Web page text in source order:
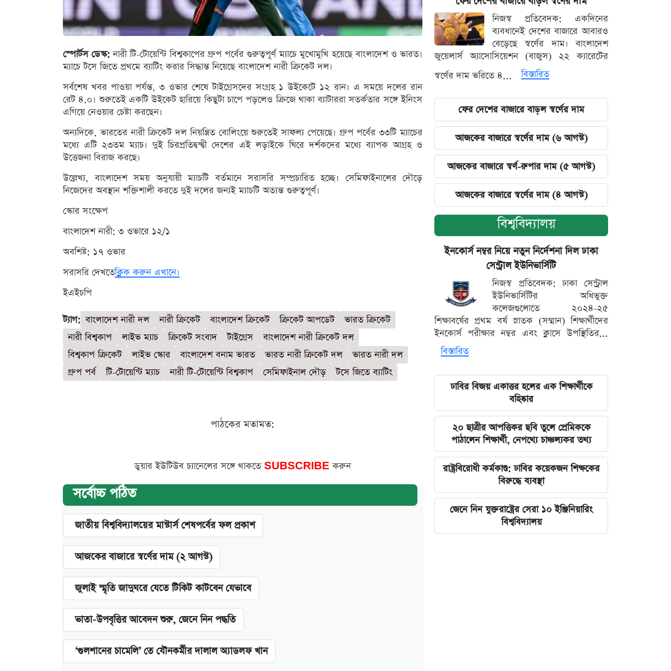
স্পোর্টস ডেস্ক: নারী টি-টোয়েন্টি বিশ্বকাপের গ্রুপ পর্বের গুরুত্বপূর্ণ ম্যাচে মুখোমুখি হয়েছে বাংলাদেশ ও ভারত।
ম্যাচে টসে জিতে প্রথমে ব্যাটিং করার সিদ্ধান্ত নিয়েছে বাংলাদেশ নারী ক্রিকেট দল।
সর্বশেষ খবর পাওয়া পর্যন্ত, ৩ ওভার শেষে টাইগ্রেসদের সংগ্রহ ১ উইকেটে ১২ রান। এ সময়ে দলের রান
রেট ৪.০। শুরুতেই একটি উইকেট হারিয়ে কিছুটা চাপে পড়লেও ক্রিজে থাকা ব্যাটাররা সতর্কতার সঙ্গে ইনিংস
এগিয়ে নেওয়ার চেষ্টা করছেন।
অন্যদিকে, ভারতের নারী ক্রিকেট দল নিয়ন্ত্রিত বোলিংয়ে শুরুতেই সাফল্য পেয়েছে। গ্রুপ পর্বের ৩৩টি ম্যাচের
মধ্যে এটি ২৩তম ম্যাচ। দুই চিরপ্রতিদ্বন্দ্বী দেশের এই লড়াইকে ঘিরে দর্শকদের মধ্যে ব্যাপক আগ্রহ ও
উত্তেজনা বিরাজ করছে।
উল্লেখ্য, বাংলাদেশ সময় অনুযায়ী ম্যাচটি বর্তমানে সরাসরি সম্প্রচারিত হচ্ছে। সেমিফাইনালের দৌড়ে
নিজেদের অবস্থান শক্তিশালী করতে দুই দলের জন্যই ম্যাচটি অত্যন্ত গুরুত্বপূর্ণ।
স্কোর সংক্ষেপ
বাংলাদেশ নারী: ৩ ওভারে ১২/১
অবশিষ্ট: ১৭ ওভার
সরাসরি দেখতেক্লিক করুন এখানে।
ইএইচপি
ট্যাগ: বাংলাদেশ নারী দল নারী ক্রিকেট বাংলাদেশ ক্রিকেট ক্রিকেট আপডেট
ভারত ক্রিকেট
নারী বিশ্বকাপ
লাইভ ম্যাচ ক্রিকেট সংবাদ টাইগ্রেস
বাংলাদেশ নারী ক্রিকেট দল
বিশ্বকাপ ক্রিকেট
লাইভ স্কোর বাংলাদেশ বনাম ভারত ভারত নারী ক্রিকেট দল
ভারত নারী দল
গ্রুপ পর্ব
টি-টোয়েন্টি ম্যাচ নারী টি-টোয়েন্টি বিশ্বকাপ সেমিফাইনাল দৌড় টসে জিতে ব্যাটিং
পাঠকের মতামত:
ডুয়ার ইউটিউব চ্যানেলের সঙ্গে থাকতে SUBSCRIBEকরুন
সর্বোচ্চ পঠিত
জাতীয় বিশ্ববিদ্যালয়ের মাস্টার্স শেষপর্বের ফল প্রকাশ
আজকের বাজারে স্বর্ণের দাম (২ আগস্ট)
জুলাই স্মৃতি জাদুঘরে যেতে টিকিট কাটবেন যেভাবে
ভাতা-উপবৃত্তির আবেদন শুরু, জেনে নিন পদ্ধতি
‘গুলশানের চামেলি’ তে যৌনকর্মীর দালাল অ্যাডলফ খান
নিজস্ব প্রতিবেদক: একদিনের
ব্যবধানেই দেশের বাজারে আবারও
বেড়েছে স্বর্ণের দাম। বাংলাদেশ
জুয়েলার্স অ্যাসোসিয়েশন (বাজুস) ২২ ক্যারেটের
স্বর্ণের দাম ভরিতে ৪...
বিস্তারিত
ফের দেশের বাজারে বাড়ল স্বর্ণের দাম
আজকের বাজারে স্বর্ণের দাম (৬ আগস্ট)
আজকের বাজারে স্বর্ণ-রুপার দাম (৫ আগস্ট)
আজকের বাজারে স্বর্ণের দাম (৪ আগস্ট)
বিশ্ববিদ্যালয়
ইনকোর্স নম্বর নিয়ে নতুন নির্দেশনা দিল ঢাকা
সেন্ট্রাল ইউনিভার্সিটি
নিজস্ব প্রতিবেদক: ঢাকা সেন্ট্রাল
ইউনিভার্সিটির অধিভুক্ত
কলেজগুলোতে ২০২৪-২৫
শিক্ষাবর্ষের প্রথম বর্ষ স্নাতক (সম্মান) শিক্ষার্থীদের
ইনকোর্স পরীক্ষার নম্বর এবং ক্লাসে উপস্থিতির...
বিস্তারিত
ঢাবির বিজয় একাত্তর হলের এক শিক্ষার্থীকে
বহিষ্কার
২০ ছাত্রীর আপত্তিকর ছবি তুলে প্রেমিককে
পাঠালেন শিক্ষার্থী, নেপথ্যে চাঞ্চল্যকর তথ্য
রাষ্ট্রবিরোধী কর্মকাণ্ড: ঢাবির কয়েকজন শিক্ষকের
বিরুদ্ধে ব্যবস্থা
জেনে নিন যুক্তরাষ্ট্রের সেরা ১০ ইঞ্জিনিয়ারিং
বিশ্ববিদ্যালয়